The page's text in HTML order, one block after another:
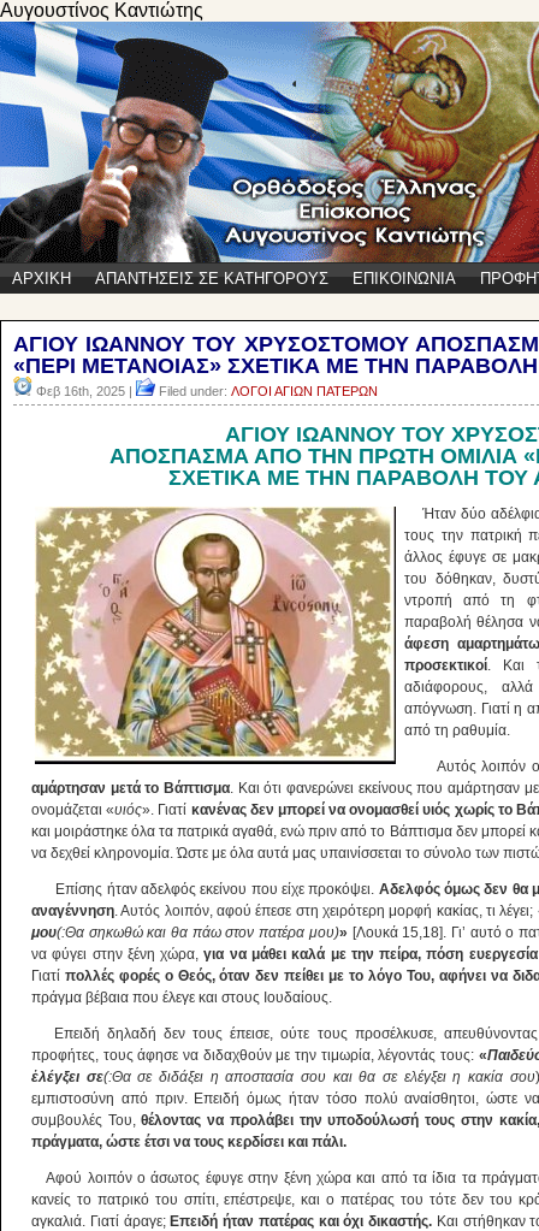
Αυγουστίνος Καντιώτης
ΑΡΧΙΚΗ ΑΠΑΝΤΗΣΕΙΣ ΣΕ ΚΑΤΗΓΟΡΟΥΣ ΕΠΙΚΟΙΝΩΝΙΑ
ΑΓΙΟΥ ΙΩΑΝΝΟΥ ΤΟΥ ΧΡΥΣΟΣΤΟΜΟΥ
«ΠΕΡΙ ΜΕΤΑΝΟΙΑΣ» ΣΧΕΤΙΚΑ ΜΕ ΤΗΝ
Φεβ 16th, 2025 | Filed under: ΛΟΓΟΙ ΑΓΙΩΝ ΠΑΤΕΡΩΝ
ΑΓΙΟΥ ΙΩΑΝΝΟΥ ΤΟΥ
ΑΠΟΣΠΑΣΜΑ ΑΠΟ ΤΗΝ ΠΡΩΤΗ ΟΜΙΛΙΑ
ΣΧΕΤΙΚΑ ΜΕ ΤΗΝ ΠΑΡΑΒΟΛΗ ΤΟΥ
Ήταν δύο
τους την πατρική
άλλος έφυγε σε
του δόθηκαν,
ντροπή από τη
παραβολή θέλησα
άφεση
προσεκτικοί. Και
αδιάφορους,
απόγνωση. Γιατί η
από τη ραθυμία.
Αυτός λοιπόν
αμάρτησαν μετά το Βάπτισμα. Και ότι φανερώνει εκείνους που αμάρτησαν
ονομάζεται «υιός». Γιατί κανένας δεν μπορεί να ονομασθεί υιός χωρίς το
και μοιράστηκε όλα τα πατρικά αγαθά, ενώ πριν από το Βάπτισμα δεν μπορεί
να δεχθεί κληρονομία. Ώστε με όλα αυτά μας υπαινίσσεται το σύνολο των
Επίσης ήταν αδελφός εκείνου που είχε προκόψει. Αδελφός όμως δεν θα
αναγέννηση. Αυτός λοιπόν, αφού έπεσε στη χειρότερη μορφή κακίας, τι λέγει;
μου(:Θα σηκωθώ και θα πάω στον πατέρα μου)» [Λουκά 15,18]. Γι’ αυτό ο
να φύγει στην ξένη χώρα,για να μάθει καλά με την πείρα, πόση
Γιατί πολλές φορές ο Θεός, όταν δεν πείθει με το λόγο Του, αφήνει να
πράγμα βέβαια που έλεγε και στους Ιουδαίους.
Επειδή δηλαδή δεν τους έπεισε, ούτε τους προσέλκυσε,
προφήτες, τους άφησε να διδαχθούν με την τιμωρία, λέγοντάς τους: «
ἐλέγξει σε(:Θα σε διδάξει η αποστασία σου και θα σε ελέγξει η κακία σου)
εμπιστοσύνη από πριν. Επειδή όμως ήταν τόσο πολύ αναίσθητοι, ώστε να
συμβουλές Του,θέλοντας να προλάβει την υποδούλωσή τους στην
πράγματα, ώστε έτσι να τους κερδίσει και πάλι.
Αφού λοιπόν ο άσωτος έφυγε στην ξένη χώρα και από τα ίδια τα
κανείς το πατρικό του σπίτι, επέστρεψε, και ο πατέρας του τότε δεν του
αγκαλιά. Γιατί άραγε; Επειδή ήταν πατέρας και όχι δικαστής. Και στήθηκαν